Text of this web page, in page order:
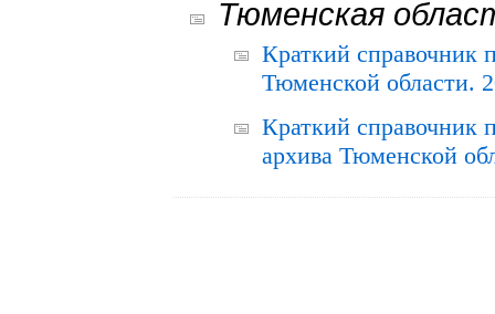
Тюменская
Краткий справочник
Тюменской области.
Краткий справочник
архива Тюменской